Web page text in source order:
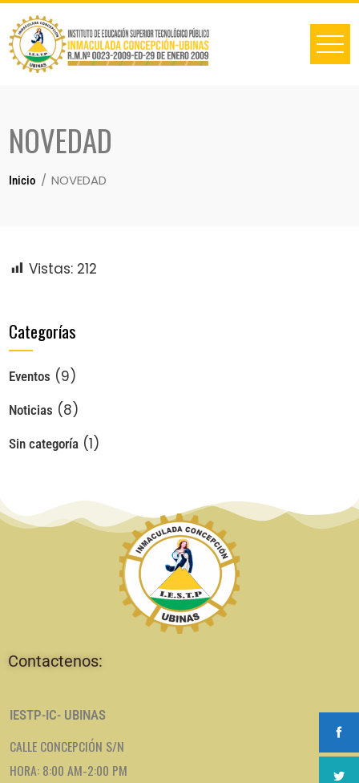
NOVEDAD
Inicio NOVEDAD
Vistas: 212
Categorías
Eventos (9)
Noticias (8)
Sin categoría (1)
Contactenos:
IESTP-IC- UBINAS
CALLE CONCEPCIÓN S/N
HORA: 8:00 AM-2:00 PM